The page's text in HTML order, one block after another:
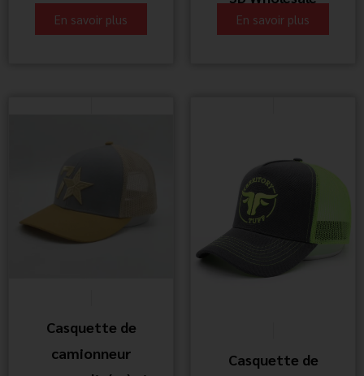
En savoir plus En savoir plus
Casquette de
camionneur
Casquette de